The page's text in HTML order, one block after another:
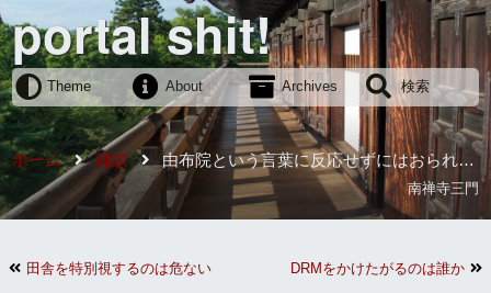
portal shit!
Theme About Archives 検索
ホーム 雑談
由布院という言葉に反応せずにはおられな
かった
南禅寺三門
田舎を特別視するのは危ない DRMをかけたがるのは誰か